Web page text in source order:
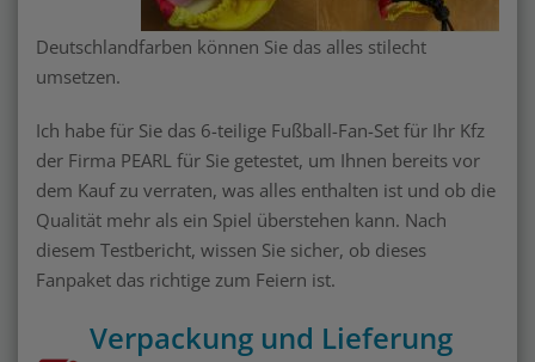
Deutschlandfarben können Sie das alles stilecht
umsetzen.
Ich habe für Sie das 6-teilige Fußball-Fan-Set für Ihr Kfz
der Firma PEARL für Sie getestet, um Ihnen bereits vor
dem Kauf zu verraten, was alles enthalten ist und ob die
Qualität mehr als ein Spiel überstehen kann. Nach
diesem Testbericht, wissen Sie sicher, ob dieses
Fanpaket das richtige zum Feiern ist.
Verpackung und Lieferung